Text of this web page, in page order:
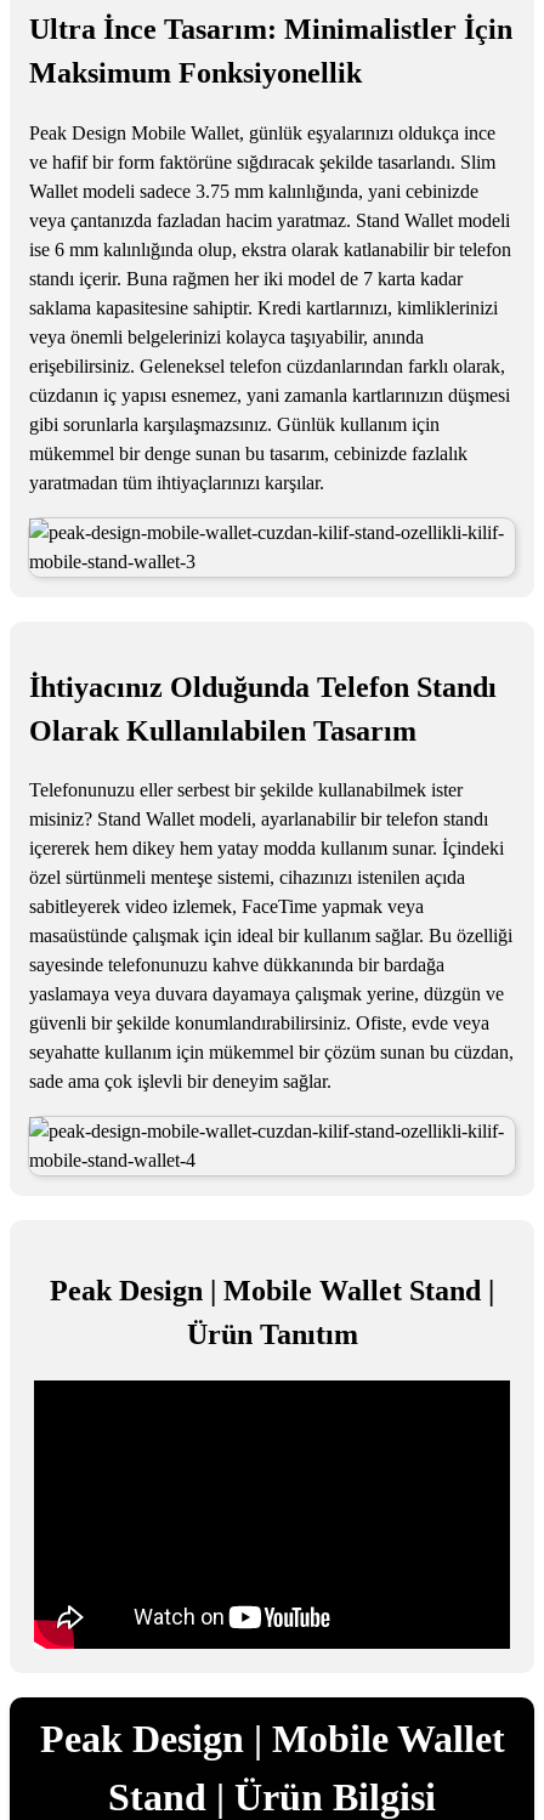
Ultra İnce Tasarım: Minimalistler İçin
Maksimum Fonksiyonellik
Peak Design Mobile Wallet, günlük eşyalarınızı oldukça ince
ve hafif bir form faktörüne sığdıracak şekilde tasarlandı. Slim
Wallet modeli sadece 3.75 mm kalınlığında, yani cebinizde
veya çantanızda fazladan hacim yaratmaz. Stand Wallet modeli
ise 6 mm kalınlığında olup, ekstra olarak katlanabilir bir telefon
standı içerir. Buna rağmen her iki model de 7 karta kadar
saklama kapasitesine sahiptir. Kredi kartlarınızı, kimliklerinizi
veya önemli belgelerinizi kolayca taşıyabilir, anında
erişebilirsiniz. Geleneksel telefon cüzdanlarından farklı olarak,
cüzdanın iç yapısı esnemez, yani zamanla kartlarınızın düşmesi
gibi sorunlarla karşılaşmazsınız. Günlük kullanım için
mükemmel bir denge sunan bu tasarım, cebinizde fazlalık
yaratmadan tüm ihtiyaçlarınızı karşılar.
İhtiyacınız Olduğunda Telefon Standı
Olarak Kullanılabilen Tasarım
Telefonunuzu eller serbest bir şekilde kullanabilmek ister
misiniz? Stand Wallet modeli, ayarlanabilir bir telefon standı
içererek hem dikey hem yatay modda kullanım sunar. İçindeki
özel sürtünmeli menteşe sistemi, cihazınızı istenilen açıda
sabitleyerek video izlemek, FaceTime yapmak veya
masaüstünde çalışmak için ideal bir kullanım sağlar. Bu özelliği
sayesinde telefonunuzu kahve dükkanında bir bardağa
yaslamaya veya duvara dayamaya çalışmak yerine, düzgün ve
güvenli bir şekilde konumlandırabilirsiniz. Ofiste, evde veya
seyahatte kullanım için mükemmel bir çözüm sunan bu cüzdan,
sade ama çok işlevli bir deneyim sağlar.
Peak Design | Mobile Wallet Stand |
Ürün Tanıtım
Peak Design | Mobile Wallet
Stand | Ürün Bilgisi